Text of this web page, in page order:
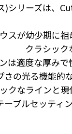
)シリーズは、
スが幼少期に
クラシック
は適度な厚み
の光る機能的
なラインと現
ーブルセッティ